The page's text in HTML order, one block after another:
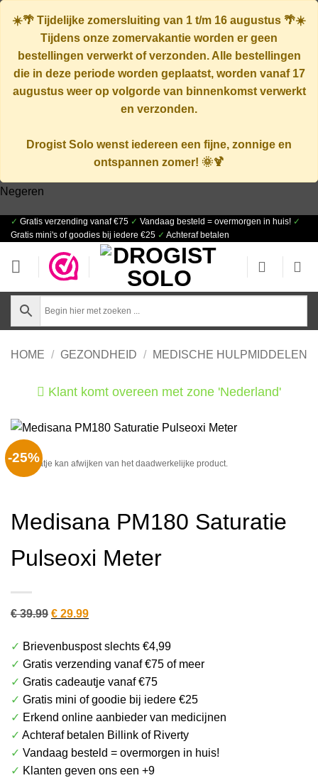
☀️🌴 Tijdelijke zomersluiting van 1 t/m 16 augustus 🌴☀️
Tijdens onze zomervakantie worden er geen
bestellingen verwerkt of verzonden. Alle bestellingen
die in deze periode worden geplaatst, worden vanaf 17
augustusweer op volgorde van binnenkomst verwerkt
en verzonden.
Drogist Solo wenst iedereen een fijne, zonnige en
ontspannen zomer! 🌞🍹
Negeren
Ga
naar
inhoud
✓ Gratis verzending vanaf €75 ✓ Vandaag besteld = overmorgen in huis! ✓
Gratis mini's of goodies bij iedere €25 ✓ Achteraf betalen
HOME / GEZONDHEID / MEDISCHE HULPMIDDELEN
Klant komt overeen met zone 'Nederland'
-25%
Het plaatje kan afwijken van het daadwerkelijke product.
Medisana PM180 Saturatie
Pulseoxi Meter
€39.99 Oorspronkelijke
was:
€ 39.99.
€ 29.99Huidige
is:
€ 29.99.
✓ Brievenbuspost slechts €4,99
✓ Gratis verzending vanaf €75 of meer
✓ Gratis cadeautje vanaf €75
✓ Gratis mini of goodie bij iedere €25
✓ Erkend online aanbieder van medicijnen
✓ Achteraf betalen Billink of Riverty
✓ Vandaag besteld = overmorgen in huis!
✓ Klanten geven ons een +9